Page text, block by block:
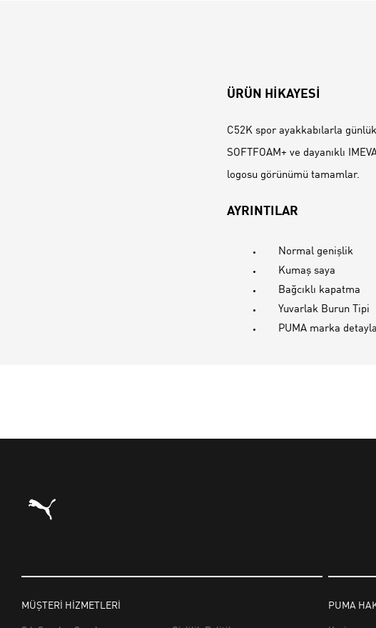
ÜRÜN HİKAYESİ
C52K spor ayakkabılarla
SOFTFOAM+ ve dayanıklı
logosu görünümü tamamlar.
AYRINTILAR
Normal genişlik
Kumaş saya
Bağcıklı kapatma
Yuvarlak Burun Tipi
PUMA marka